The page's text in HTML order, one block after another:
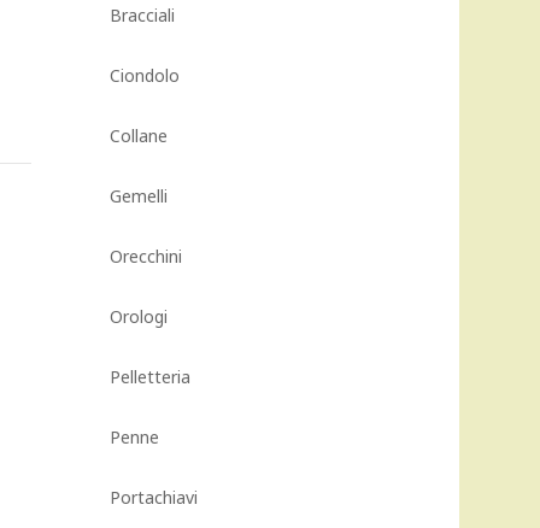
Bracciali
Ciondolo
Collane
Gemelli
Orecchini
Orologi
Pelletteria
Penne
Portachiavi